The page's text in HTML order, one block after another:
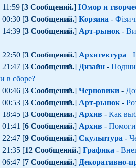
11:59 [3 Сообщений.] Юмор и
00:30 [3 Сообщений.] Корзина -
14:39 [3 Сообщений.] Арт-рынок-
22:50 [3 Сообщений.] Архитектура -
21:47 [3 Сообщений.] Дизайн-
в сборе?
00:46 [3 Сообщений.] Черновики-
00:53 [3 Сообщений.] Арт-рынок-
18:45 [3 Сообщений.] Архив - Как
01:41 [6 Сообщений.] Архив -
22:47 [9 Сообщений.] Скульптура -
21:35 [12 Сообщений.] Графика -
06:47 [7 Сообщений.] Декоративно-